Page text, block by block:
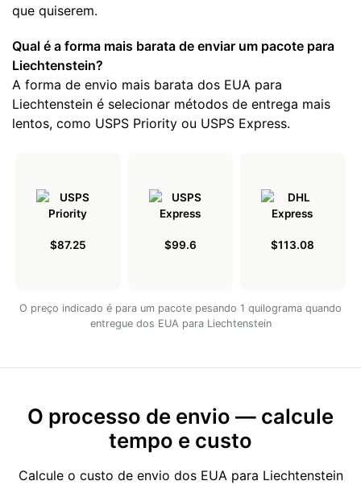
que quiserem.
Qual é a forma mais barata de enviar um pacote para
Liechtenstein?
A forma de envio mais barata dos EUA para
Liechtenstein é selecionar métodos de entrega mais
lentos, como USPS Priority ou USPS Express.
$87.25 $99.6 $113.08
O preço indicado é para um pacote pesando 1 quilograma quando
entregue dos EUA para Liechtenstein
O processo de envio — calcule
tempo e custo
Calcule o custo de envio dos EUA para Liechtenstein